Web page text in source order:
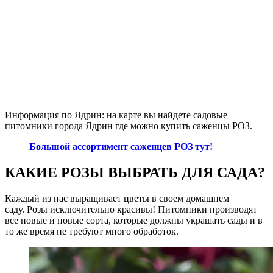
Информация по Ядрин: на карте вы найдете садовые
питомники города Ядрин где можно купить саженцы РОЗ.
Большой ассортимент саженцев РОЗ тут!
КАКИЕ РОЗЫ ВЫБРАТЬ ДЛЯ САДА?
Каждый из нас выращивает цветы в своем домашнем
саду. Розы исключительно красивы! Питомники производят
все новые и новые сорта, которые должны украшать сады и в
то же время не требуют много обработок.